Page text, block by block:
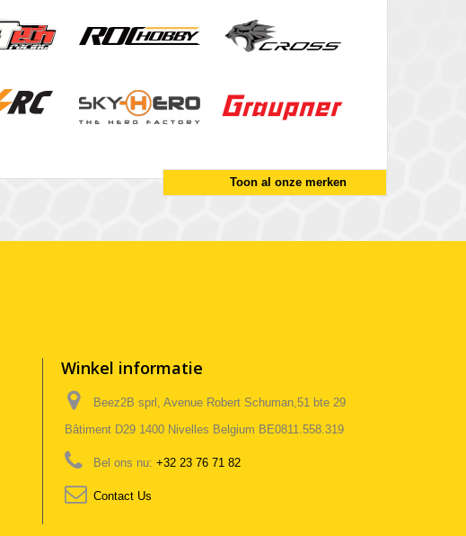
Toon al onze merken
Winkel informatie
Beez2B sprl, Avenue Robert Schuman,51 bte 29
Bâtiment D29 1400 Nivelles Belgium BE0811.558.319
Bel ons nu: +32 23 76 71 82
Contact Us